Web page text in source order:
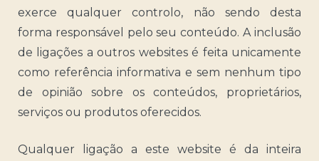
exerce qualquer controlo, não sendo desta
forma responsável pelo seu conteúdo. A inclusão
de ligações a outros websites é feita unicamente
como referência informativa e sem nenhum tipo
de opinião sobre os conteúdos, proprietários,
serviços ou produtos oferecidos.
Qualquer ligação a este website é da inteira